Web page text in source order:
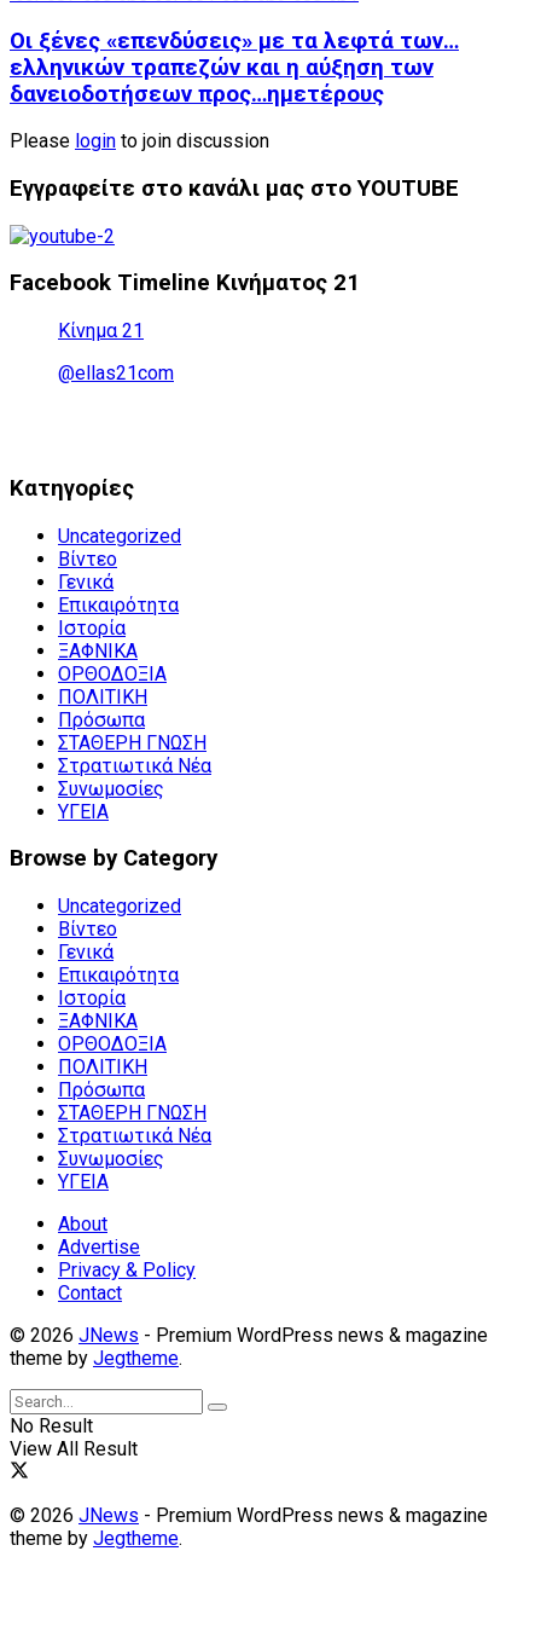
Οι ξένες «επενδύσεις» με τα λεφτά των…
ελληνικών τραπεζών και η αύξηση των
δανειοδοτήσεων προς…ημετέρους
Please login to join discussion
Εγγραφείτε στο κανάλι μας στο YOUTUBE
Facebook Timeline Κινήματος 21
Κίνημα 21
@ellas21com
Kατηγορίες
Uncategorized
Βίντεο
Γενικά
Επικαιρότητα
Ιστορία
ΞΑΦΝΙΚΑ
ΟΡΘΟΔΟΞΙΑ
ΠΟΛΙΤΙΚΗ
Πρόσωπα
ΣΤΑΘΕΡΗ ΓΝΩΣΗ
Στρατιωτικά Νέα
Συνωμοσίες
ΥΓΕΙΑ
Browse by Category
Uncategorized
Βίντεο
Γενικά
Επικαιρότητα
Ιστορία
ΞΑΦΝΙΚΑ
ΟΡΘΟΔΟΞΙΑ
ΠΟΛΙΤΙΚΗ
Πρόσωπα
ΣΤΑΘΕΡΗ ΓΝΩΣΗ
Στρατιωτικά Νέα
Συνωμοσίες
ΥΓΕΙΑ
About
Advertise
Privacy & Policy
Contact
© 2026 JNews - Premium WordPress news & magazine
theme by Jegtheme.
No Result
View All Result
© 2026 JNews - Premium WordPress news & magazine
theme by Jegtheme.